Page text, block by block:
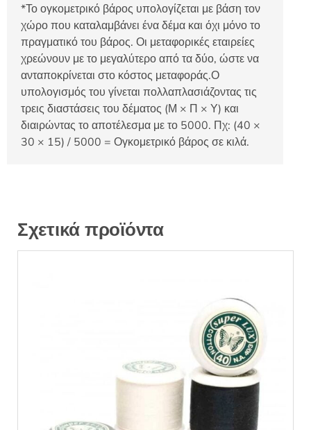
*Το ογκομετρικό βάρος υπολογίζεται με βάση τον
χώρο που καταλαμβάνει ένα δέμα και όχι μόνο το
πραγματικό του βάρος. Οι μεταφορικές εταιρείες
χρεώνουν με το μεγαλύτερο από τα δύο, ώστε να
ανταποκρίνεται στο κόστος μεταφοράς.Ο
υπολογισμός του γίνεται πολλαπλασιάζοντας τις
τρεις διαστάσεις του δέματος (Μ × Π × Υ) και
διαιρώντας το αποτέλεσμα με το 5000. Πχ: (40 ×
30 × 15) / 5000 = Ογκομετρικό βάρος σε κιλά.
Σχετικά προϊόντα